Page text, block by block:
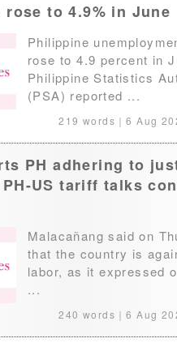
to 4.9% in June
Philippine
rose to 4.9 percent in
Philippine Statistics
(PSA) reported ...
219 words｜6 Aug
PH adhering to
US tariff talks
Malacañang said on
that the country is
labor, as it expressed
...
240 words｜6 Aug